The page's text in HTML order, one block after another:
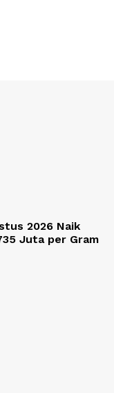
2026 Naik
Juta per Gram